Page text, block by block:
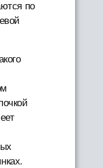
по